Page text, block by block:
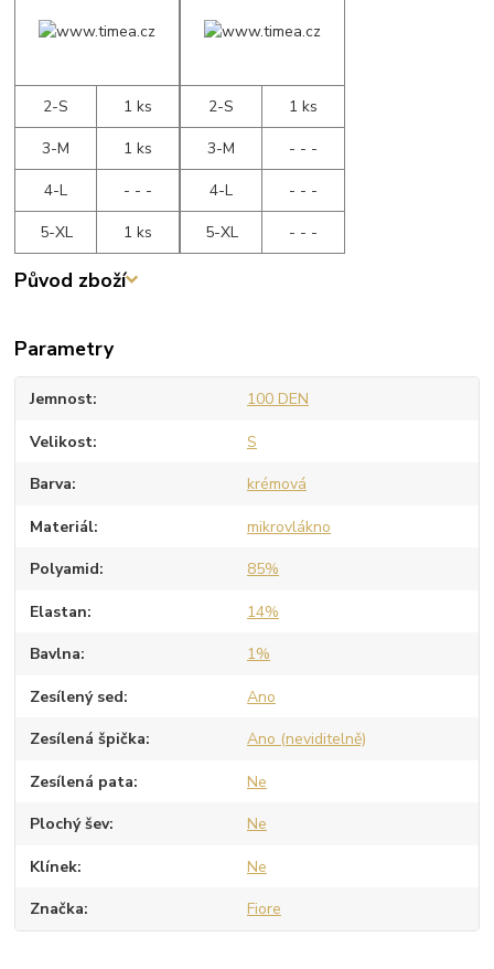
2-S
1 ks
3-M
1 ks
4-L
- - -
5-XL
1 ks
2-S
1 ks
3-M
- - -
4-L
- - -
5-XL
- - -
Původ zboží
Parametry
Jemnost 100 DEN
Velikost S
Barva krémová
Materiál mikrovlákno
Polyamid 85%
Elastan 14%
Bavlna 1%
Zesílený sed Ano
Zesílená špička Ano (neviditelně)
Zesílená pata Ne
Plochý šev Ne
Klínek Ne
Značka Fiore